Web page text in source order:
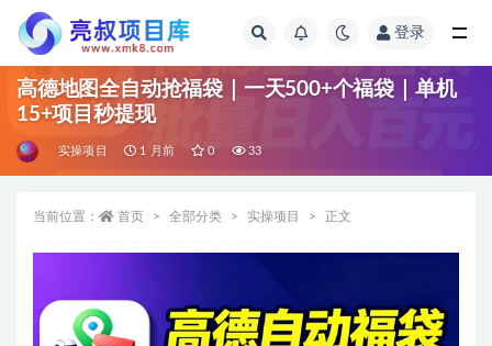
登录
高德地图全自动抢福袋｜一天500+个福袋｜单机
15+项目秒提现
实操项目 1 月前 0 33
当前位置： 首页 全部分类 实操项目 正文